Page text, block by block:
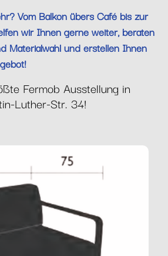
Vom Balkon übers Café bis zur
wir Ihnen gerne weiter, beraten
Materialwahl und erstellen Ihnen
Fermob Ausstellung in
Luther-Str. 34!